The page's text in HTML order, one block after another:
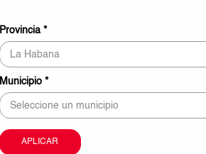
Provincia *
Municipio *
APLICAR
€1,57
Este producto no